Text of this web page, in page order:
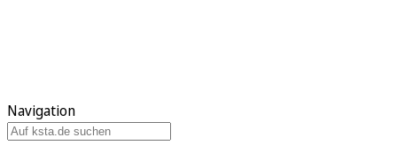
Navigation